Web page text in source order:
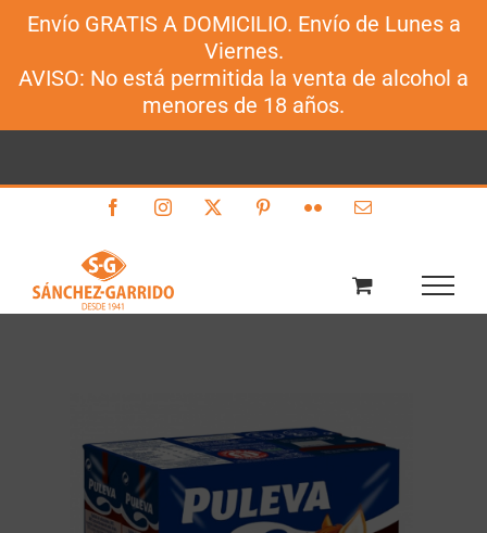
Envío GRATIS A DOMICILIO. Envío de Lunes a
Viernes.
AVISO: No está permitida la venta de alcohol a
menores de 18 años.
FacebookInstagram PinterestFlickr Correo
Sánchez-Garrido